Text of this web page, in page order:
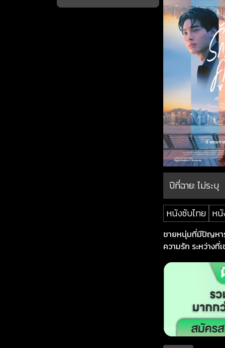
ปีที่ฉาย:ไม่ระบุ
หนังซับไทย หนั
ชายหนุ่มที่มีปัญหา
ความรัก ระหว่าง